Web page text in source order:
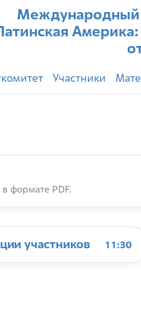
Участники
формате PDF.
участников 11:30